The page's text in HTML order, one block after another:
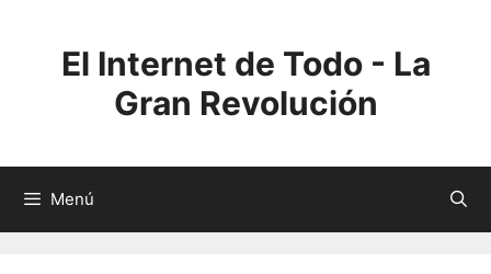
contenidoEl Internet de Todo - La
Gran Revolución
Menú